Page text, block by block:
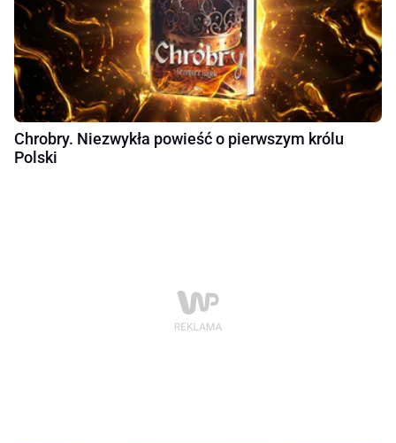
Chrobry. Niezwykła powieść o pierwszym królu
Polski